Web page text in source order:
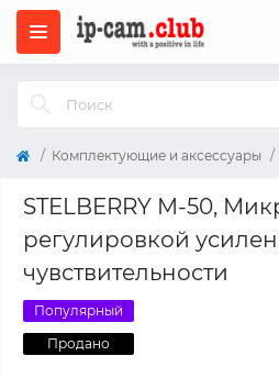
Комплектующие и аксессуары
STELBERRY M-50,
регулировкой
чувствительности
Популярный
Продано